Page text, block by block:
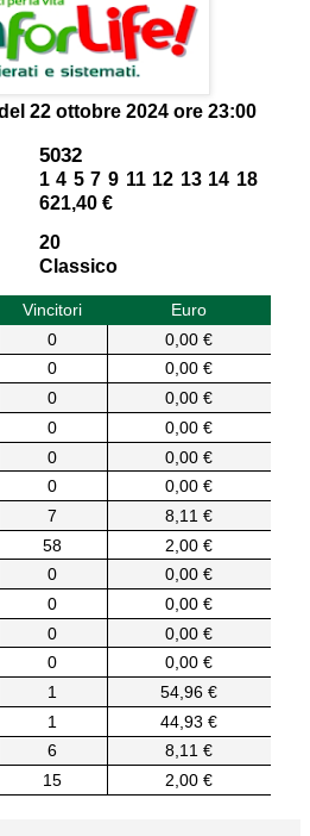
22 ottobre 2024 ore 23:00
5032
1 4 5 7 9 11 12 13 14 18
621,40 €
20
Classico
Vincitori
Euro
0
0,00 €
0
0,00 €
0
0,00 €
0
0,00 €
0
0,00 €
0
0,00 €
7
8,11 €
58
2,00 €
0
0,00 €
0
0,00 €
0
0,00 €
0
0,00 €
1
54,96 €
1
44,93 €
6
8,11 €
15 2,00 €